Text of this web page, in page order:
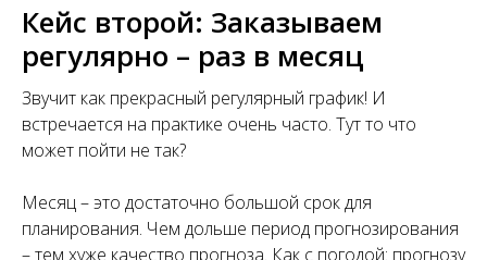
Кейс второй: Заказываем
регулярно – раз в месяц
Звучит как прекрасный регулярный график! И
встречается на практике очень часто. Тут то что
может пойти не так?
Месяц – это достаточно большой срок для
планирования. Чем дольше период прогнозирования
– тем хуже качество прогноза. Как с погодой: прогнозу